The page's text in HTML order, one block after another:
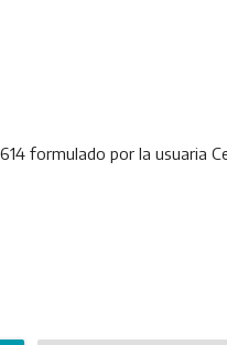
formulado por la usuaria